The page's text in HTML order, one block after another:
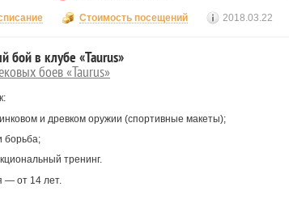
Стоимость посещений 2018.03.22
бой в клубе «Taurus»
боев «Taurus»
и древком оружии (спортивные макеты);
борьба;
тренинг.
— от 14 лет.